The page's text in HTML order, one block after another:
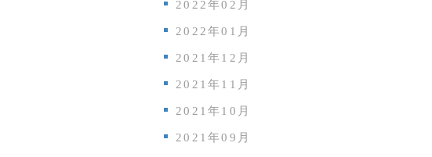
2022年02月
2022年01月
2021年12月
2021年11月
2021年10月
2021年09月